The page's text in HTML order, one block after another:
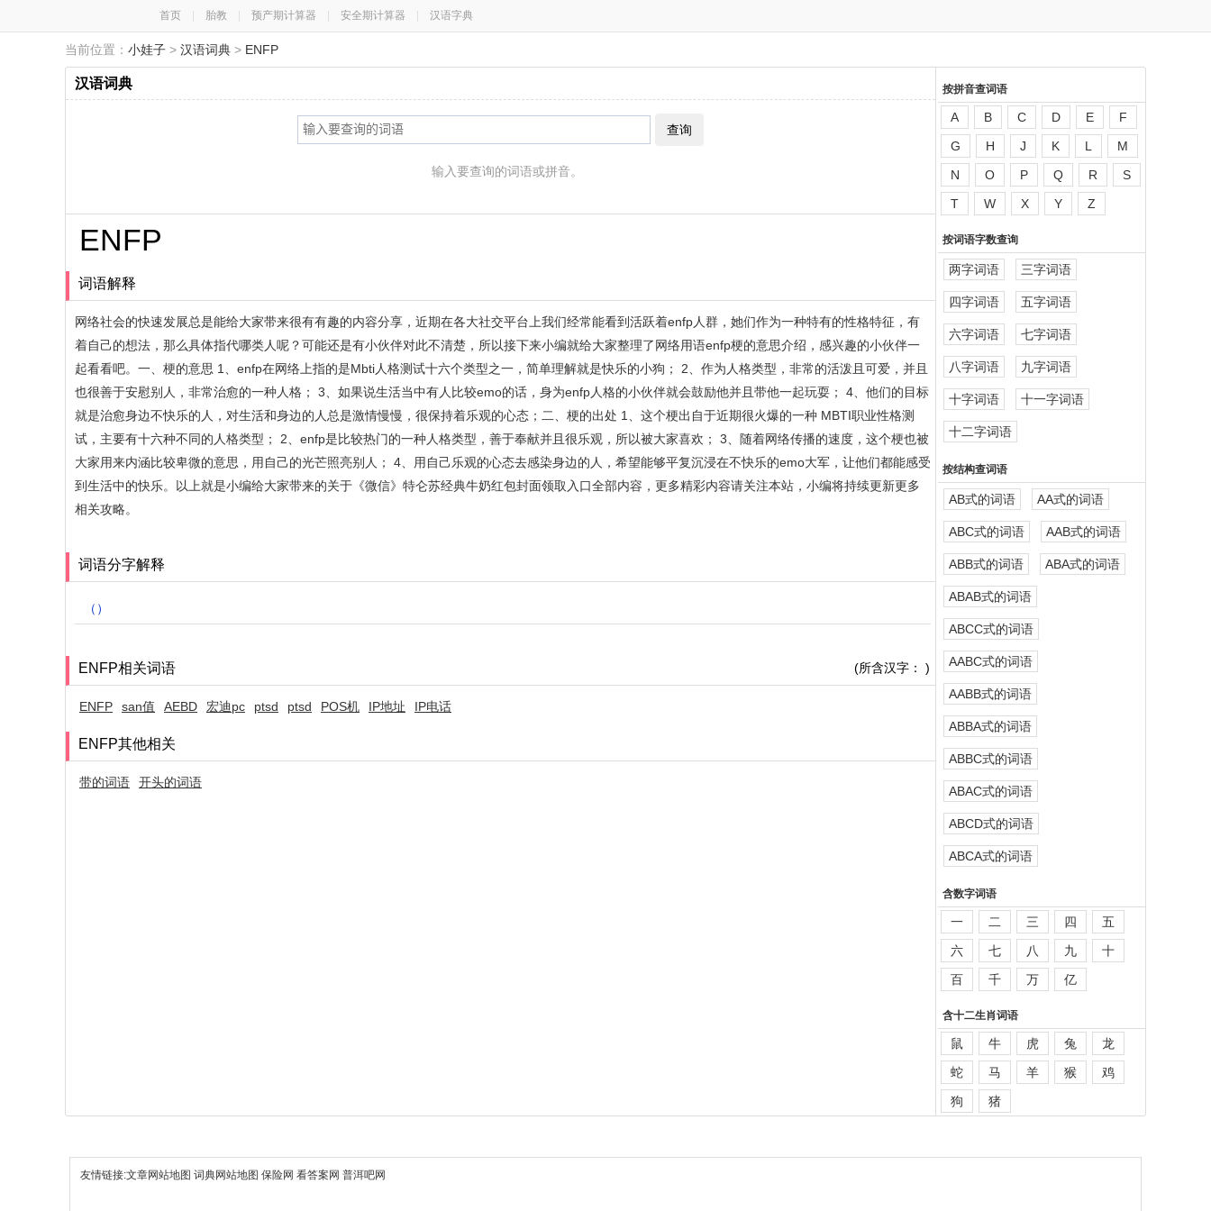
首页 胎教 预产期计算器 安全期计算器 汉语字典
当前位置： 小娃子 > 汉语词典 > ENFP
汉语词典
查询
输入要查询的词语或拼音。
ENFP
词语解释
网络社会的快速发展总是能给大家带来很有有趣的内容分享，近期在各大社交平台上我们经常能看到活跃着enfp人群，她们作为一种特有的性格特征，有
着自己的想法，那么具体指代哪类人呢？可能还是有小伙伴对此不清楚，所以接下来小编就给大家整理了网络用语enfp梗的意思介绍，感兴趣的小伙伴一
起看看吧。一、梗的意思 1、enfp在网络上指的是Mbti人格测试十六个类型之一，简单理解就是快乐的小狗； 2、作为人格类型，非常的活泼且可爱，并且
也很善于安慰别人，非常治愈的一种人格； 3、如果说生活当中有人比较emo的话，身为enfp人格的小伙伴就会鼓励他并且带他一起玩耍； 4、他们的目标
就是治愈身边不快乐的人，对生活和身边的人总是激情慢慢，很保持着乐观的心态；二、梗的出处 1、这个梗出自于近期很火爆的一种 MBTI职业性格测
试，主要有十六种不同的人格类型； 2、enfp是比较热门的一种人格类型，善于奉献并且很乐观，所以被大家喜欢； 3、随着网络传播的速度，这个梗也被
大家用来内涵比较卑微的意思，用自己的光芒照亮别人； 4、用自己乐观的心态去感染身边的人，希望能够平复沉浸在不快乐的emo大军，让他们都能感受
到生活中的快乐。以上就是小编给大家带来的关于《微信》特仑苏经典牛奶红包封面领取入口全部内容，更多精彩内容请关注本站，小编将持续更新更多
相关攻略。
词语分字解释
（）
ENFP相关词语 (所含汉字： )
ENFP san值 AEBD 宏迪pc ptsd ptsd POS机 IP地址 IP电话
ENFP其他相关
带的词语 开头的词语
按拼音查词语
A B C D E
F
G
H J K L
M
N
O P Q R
S
T
W X Y Z
按词语字数查询
两字词语 三字词语
四字词语 五字词语
六字词语 七字词语
八字词语 九字词语
十字词语 十一字词语
十二字词语
按结构查词语
AB式的词语 AA式的词语
ABC式的词语 AAB式的词语
ABB式的词语 ABA式的词语
ABAB式的词语
ABCC式的词语
AABC式的词语
AABB式的词语
ABBA式的词语
ABBC式的词语
ABAC式的词语
ABCD式的词语
ABCA式的词语
含数字词语
一 二 三 四
五
六
七 八 九
十
百
千 万 亿
含十二生肖词语
鼠 牛 虎 兔
龙
蛇
马 羊 猴
鸡
狗
猪
友情链接:文章网站地图 词典网站地图 保险网 看答案网 普洱吧网